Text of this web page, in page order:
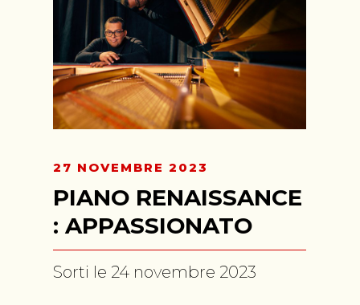
27 NOVEMBRE 2023
PIANO RENAISSANCE
: APPASSIONATO
Sorti le 24 novembre 2023